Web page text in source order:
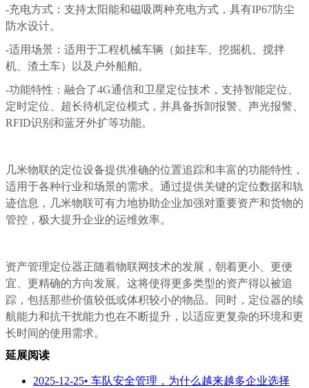
-充电方式：支持太阳能和磁吸两种充电方式，具有IP67防尘
防水设计。
-适用场景：适用于工程机械车辆（如挂车、挖掘机、搅拌
机、渣土车）以及户外船舶。
-功能特性：融合了4G通信和卫星定位技术，支持智能定位、
定时定位、超长待机定位模式，并具备拆卸报警、声光报警、
RFID识别和蓝牙外扩等功能。
几米物联的定位设备提供准确的位置追踪和丰富的功能特性，
适用于各种行业和场景的需求。通过提供关键的定位数据和轨
迹信息，几米物联可有力地协助企业加强对重要资产和货物的
管控，极大提升企业的运维效率。
资产管理定位器正随着物联网技术的发展，朝着更小、更便
宜、更精确的方向发展。这将使得更多类型的资产得以被追
踪，包括那些价值较低或体积较小的物品。同时，定位器的续
航能力和抗干扰能力也在不断提升，以适应更复杂的环境和更
长时间的使用需求。
延展阅读
2025-12-25• 车队安全管理，为什么越来越多企业选择